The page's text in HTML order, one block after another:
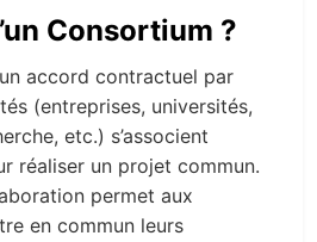
Consortium ?
accord contractuel par
(entreprises, universités,
etc.) s’associent
réaliser un projet commun.
permet aux
en commun leurs